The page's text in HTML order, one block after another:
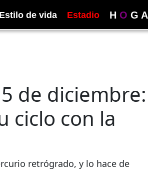
Estilo de vida Estadio H O G A
de diciembre:
ciclo con la
retrógrado, y lo hace de